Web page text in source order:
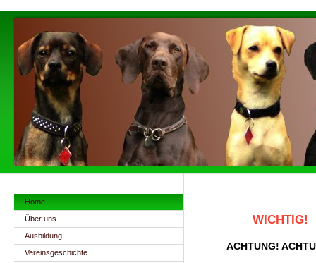
Home
Über uns
Ausbildung
Vereinsgeschichte
WICHTIG!
ACHTUNG!